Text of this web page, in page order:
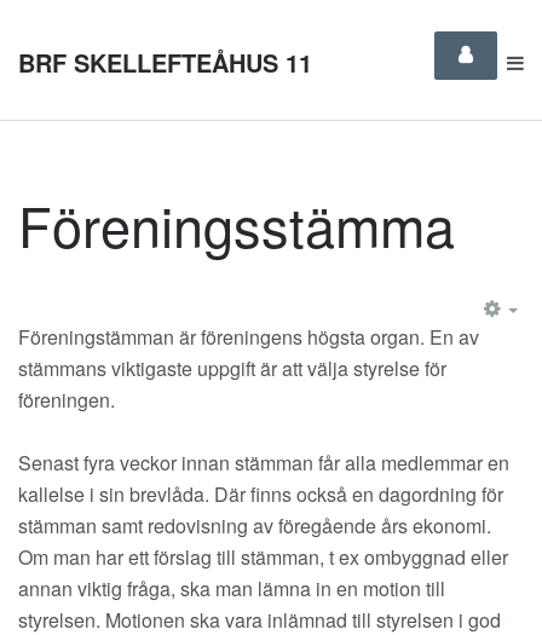
BRF SKELLEFTEÅHUS 11
Föreningsstämma
Föreningstämman är föreningens högsta organ. En av
stämmans viktigaste uppgift är att välja styrelse för
föreningen.
Senast fyra veckor innan stämman får alla medlemmar en
kallelse i sin brevlåda. Där finns också en dagordning för
stämman samt redovisning av föregående års ekonomi.
Om man har ett förslag till stämman, t ex ombyggnad eller
annan viktig fråga, ska man lämna in en motion till
styrelsen. Motionen ska vara inlämnad till styrelsen i god